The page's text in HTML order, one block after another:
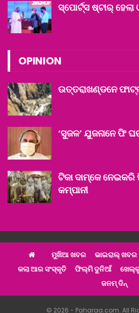
ସ୍ପୋର୍ଟ୍ସ ଷ୍ଟାର୍ ହେଲା
OPINION
ଉତ୍ତରାଖଣ୍ଡନେ
‘ସୁଜଳ’ ଯୁଜନାନେ ଫି
ଟିକା ଦାମ୍‌କେ ନେଇକରି
କମ୍ପାନୀ
ମୁଖିଆ ଖବର ଭାଇରାଲ୍ ଖବର
କଲା ଆର ସଂସ୍କୃତି
ଫିଲ୍ମି ଦୁନିଆଁ
ଜନମ୍ ଦିନ୍
© 2026 - Paharaa.com. All